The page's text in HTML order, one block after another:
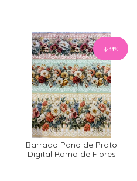
11%
Barrado Pano de Prato
Digital Ramo de Flores